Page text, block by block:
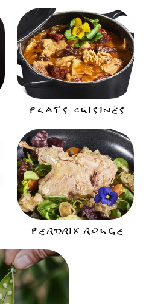
PLATS CUISINÉS
PERDRIX ROUGE